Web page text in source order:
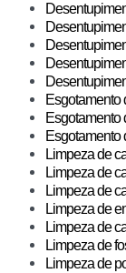
Esgotamento
Esgotamento
Esgotamento
Limpeza de
Limpeza de
Limpeza de
Limpeza de
Limpeza de
Limpeza de
Limpeza de